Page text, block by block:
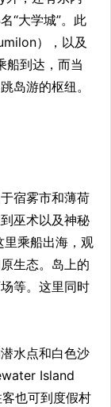
“大学城”。此
），以及
船到达，而当
岛游的枢纽。
宿雾市和薄荷
巫术以及神秘
里乘船出海，观
生态。岛上的
等。这里同时
水点和白色沙
Island
也可到度假村